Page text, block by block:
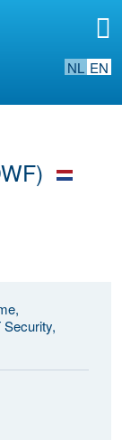
NL EN